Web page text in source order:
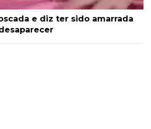
e diz ter sido amarrada